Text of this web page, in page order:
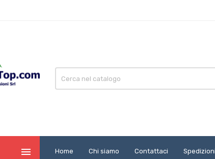
 Home Chi siamo Contattaci Spedizioni